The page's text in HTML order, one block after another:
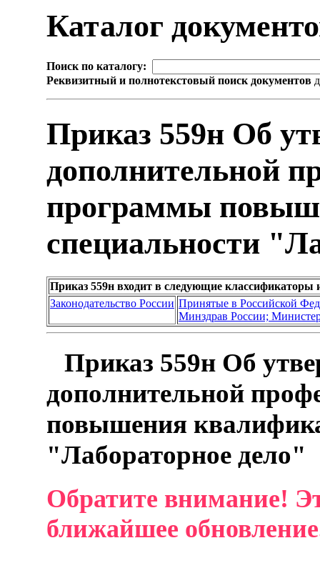
Каталог
Поиск по каталогу:
Реквизитный и полнотекстовый поиск документов
Приказ 559н Об
дополнительной
программы
специальности
Приказ 559н входит в следующие классификаторы
Законодательство России Принятые в Российской
Минздрав России;
Приказ 559н Об
дополнительной
повышения
"Лабораторное дело"
Обратите внимание!
ближайшее